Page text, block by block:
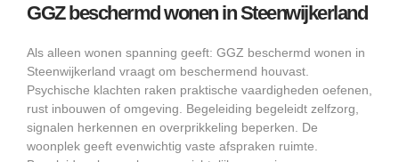
GGZ beschermd wonen in Steenwijkerland
Als alleen wonen spanning geeft: GGZ beschermd wonen in
Steenwijkerland vraagt om beschermend houvast.
Psychische klachten raken praktische vaardigheden oefenen,
rust inbouwen of omgeving. Begeleiding begeleidt zelfzorg,
signalen herkennen en overprikkeling beperken. De
woonplek geeft evenwichtig vaste afspraken ruimte.